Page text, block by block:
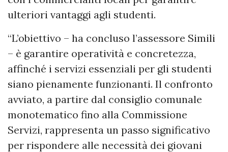
ulteriori vantaggi agli studenti.
“L’obiettivo – ha concluso l’assessore Simili
– è garantire operatività e concretezza,
affinché i servizi essenziali per gli studenti
siano pienamente funzionanti. Il confronto
avviato, a partire dal consiglio comunale
monotematico fino alla Commissione
Servizi, rappresenta un passo significativo
per rispondere alle necessità dei giovani